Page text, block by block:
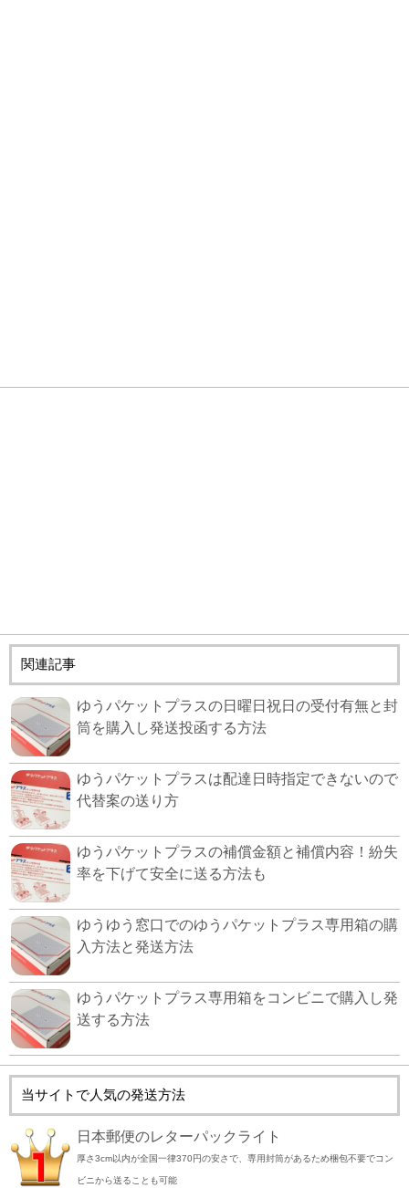
関連記事
ゆうパケットプラスの日曜日祝日の受付有無と封
筒を購入し発送投函する方法
ゆうパケットプラスは配達日時指定できないので
代替案の送り方
ゆうパケットプラスの補償金額と補償内容！紛失
率を下げて安全に送る方法も
ゆうゆう窓口でのゆうパケットプラス専用箱の購
入方法と発送方法
ゆうパケットプラス専用箱をコンビニで購入し発
送する方法
当サイトで人気の発送方法
日本郵便のレターパックライト
厚さ3cm以内が全国一律370円の安さで、専用封筒があるため梱包不要でコン
ビニから送ることも可能